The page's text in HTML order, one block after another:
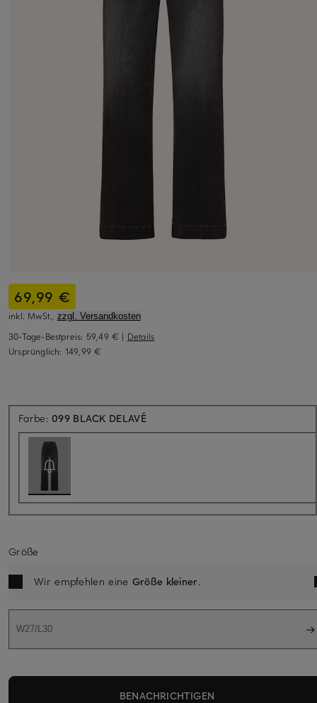
69,99 €
inkl. MwSt., zzgl. Versandkosten
30-Tage-Bestpreis: 59,49 € | Details
Ursprünglich: 149,99 €
Farbe:099 BLACK DELAVÉAktuell nicht verfügbar
Größe
Wir empfehlen eine Größe kleiner.
W27/L30
BENACHRICHTIGEN